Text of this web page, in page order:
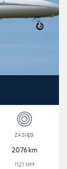
2076km
1121 NM